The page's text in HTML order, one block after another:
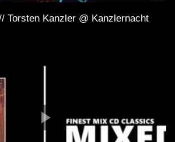
Torsten Kanzler @ Kanzlernacht